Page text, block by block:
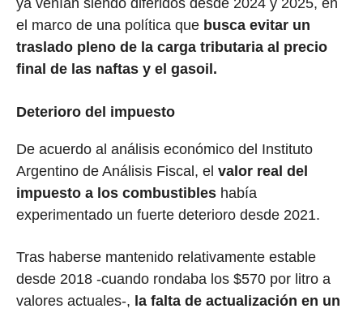
el marco de una política que busca evitar un
traslado pleno de la carga tributaria al precio
final de las naftas y el gasoil.
Deterioro del impuesto
De acuerdo al análisis económico del Instituto
Argentino de Análisis Fiscal, el valor real del
impuesto a los combustibles había
experimentado un fuerte deterioro desde 2021.
Tras haberse mantenido relativamente estable
desde 2018 -cuando rondaba los $570 por litro a
valores actuales-, la falta de actualización en un